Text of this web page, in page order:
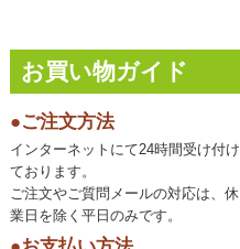
お買い物ガイド
●ご注文方法
インターネットにて24時間受け付け
ております。
ご注文やご質問メールの対応は、休
業日を除く平日のみです。